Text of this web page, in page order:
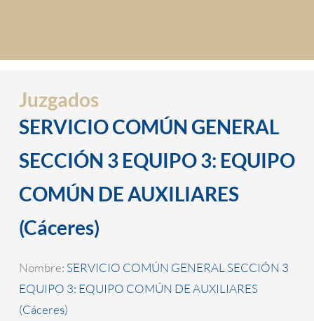
Juzgados
SERVICIO COMÚN GENERAL
SECCIÓN 3 EQUIPO 3: EQUIPO
COMÚN DE AUXILIARES
(Cáceres)
Nombre: SERVICIO COMÚN GENERAL SECCIÓN 3
EQUIPO 3: EQUIPO COMÚN DE AUXILIARES
(Cáceres)